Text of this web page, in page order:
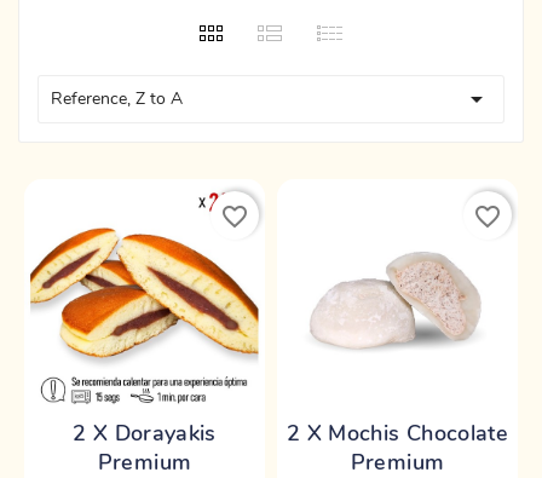
Reference, Z to A 
2 X Dorayakis
Premium
favorite_border
2 X Mochis Chocolate
Premium
favorite_border